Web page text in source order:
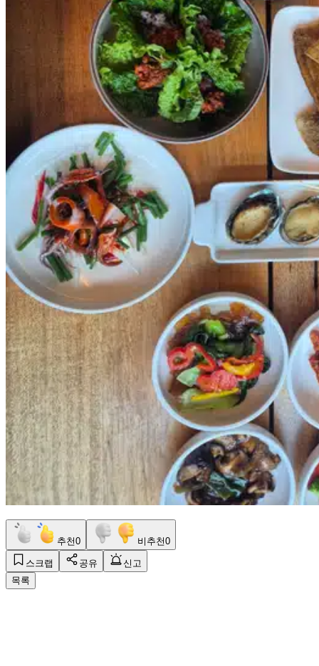
추천0 비추천0
스크랩 공유
신고
목록